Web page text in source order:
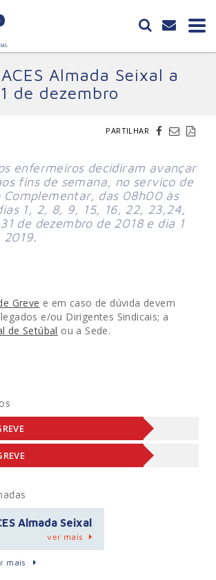
Almada Seixal a
de dezembro
PARTILHAR
enfermeiros decidiram avançar
fins de semana, no serviço de
das 08h00 às
1, 2, 8, 9, 15, 16, 22, 23,24,
de dezembro de 2018 e dia 1
2019.
Greve e em caso de dúvida devem
e/ou Dirigentes Sindicais; a
de Setúbal ou a Sede.
Almada Seixal
ver mais
mais